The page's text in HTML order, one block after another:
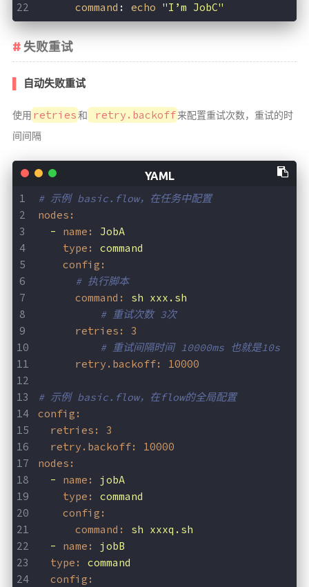
command : echo "I’m JobC"
失败重试
自动失败重试
使用 retries和 retry.backoff来配置重试次数，重试的时
间间隔
# 示例 basic.flow，在任务中配置
nodes:
-
name:
JobA
type:
command
config:
# 执行脚本
command:
sh xxx.sh
# 重试次数 3次
retries:
3
# 重试间隔时间 10000ms 也就是10s
retry.backoff:
10000
# 示例 basic.flow，在flow的全局配置
config:
retries:
3
retry.backoff:
10000
nodes:
-
name:
jobA
type:
command
config:
command:
sh xxxq.sh
-
name:
jobB
type:
command
config: